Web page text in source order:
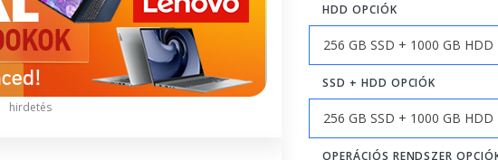
hirdetés
HDD OPCIÓK
SSD + HDD OPCIÓK
OPERÁCIÓS RENDSZER